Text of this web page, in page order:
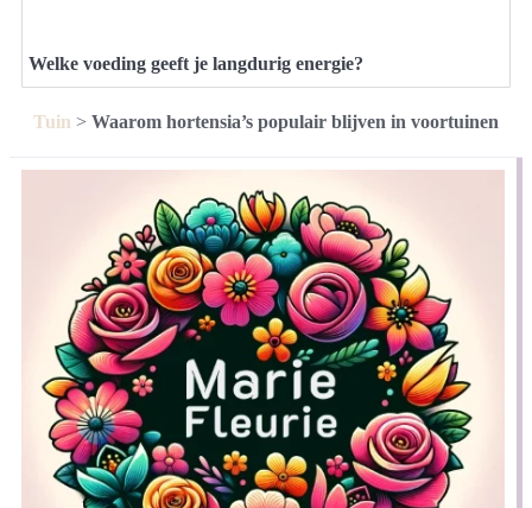
Welke voeding geeft je langdurig energie?
Tuin > Waarom hortensia’s populair blijven in voortuinen